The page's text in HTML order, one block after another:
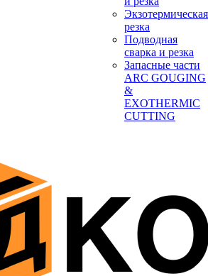
Экзотермическая
резка
Подводная
сварка и резка
Запасные части
ARC GOUGING
&
EXOTHERMIC
CUTTING